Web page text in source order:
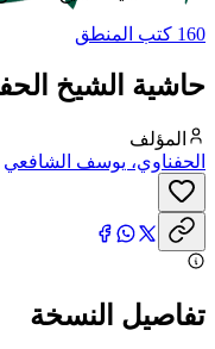
160 كتب المنطق
حاشية الشيخ
المؤلف
الحفناوي، يوسف الشافعي
تفاصيل النسخة